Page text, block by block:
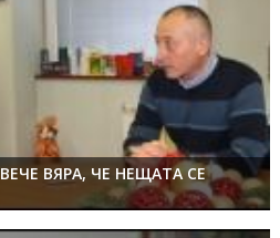
ВЯРА, ЧЕ НЕЩАТА СЕ